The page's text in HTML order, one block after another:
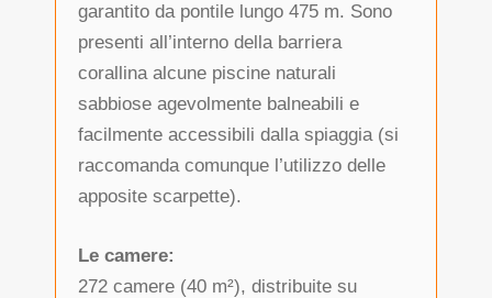
garantito da pontile lungo 475 m. Sono
presenti all’interno della barriera
corallina alcune piscine naturali
sabbiose agevolmente balneabili e
facilmente accessibili dalla spiaggia (si
raccomanda comunque l’utilizzo delle
apposite scarpette).
Le camere:
272 camere (40 m²), distribuite su